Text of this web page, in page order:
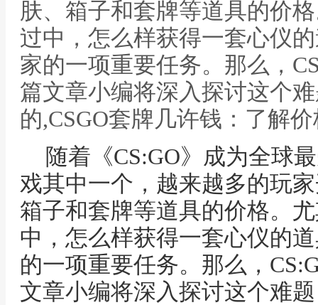
肤、箱子和套牌等道具的价
过中，怎么样获得一套心仪
家的一项重要任务。那么，
篇文章小编将深入探讨这个
的,CSGO套牌几许钱：了解
随着《CS:GO》成为全球
戏其中一个，越来越多的玩
箱子和套牌等道具的价格。
中，怎么样获得一套心仪的
的一项重要任务。那么，
文章小编将深入探讨这个难